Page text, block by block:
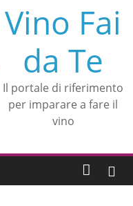
Vino Fai
da Te
Il portale di riferimento
per imparare a fare il
vino